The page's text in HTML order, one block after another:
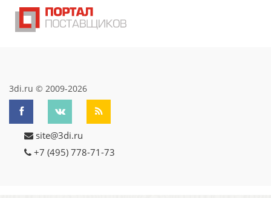
наклейка,
круговая
3di.ru © 2009-2026
site@3di.ru
+7 (495) 778-71-73